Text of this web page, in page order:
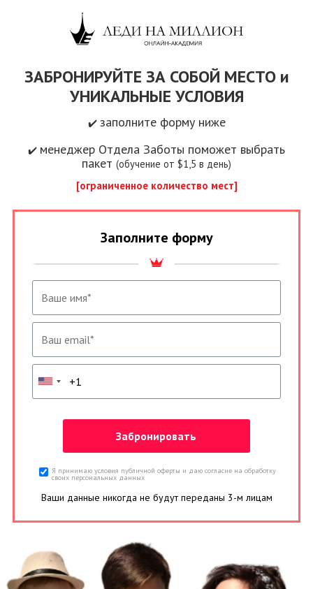
ЗАБРОНИРУЙТЕ ЗА СОБОЙ МЕСТО и
УНИКАЛЬНЫЕ УСЛОВИЯ
✔️ заполните форму ниже
✔️ менеджер Отдела Заботы поможет выбрать
пакет (обучение от $1,5 в день)
[ограниченное количество мест]
Заполните форму
Я принимаю условия публичной оферты и даю согласие на обработку
своих персональных данных
Ваши данные никогда не будут переданы 3-м лицам